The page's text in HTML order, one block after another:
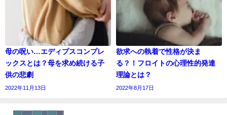
母の呪い…エディプスコンプレ
ックスとは？母を求め続ける子
供の悲劇
2022年11月13日
欲求への執着で性格が決ま
る？！フロイトの心理性的発達
理論とは？
2022年8月17日